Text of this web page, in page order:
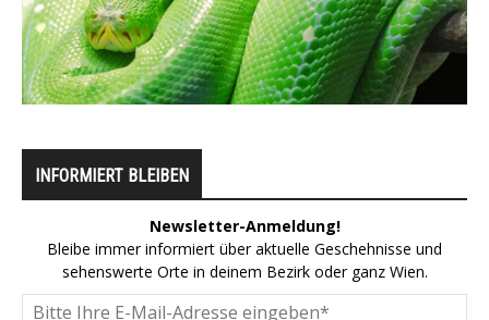
INFORMIERT BLEIBEN
Newsletter-Anmeldung!
Bleibe immer informiert über aktuelle Geschehnisse und
sehenswerte Orte in deinem Bezirk oder ganz Wien.